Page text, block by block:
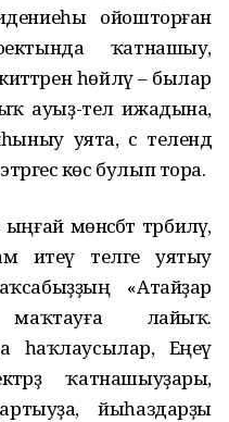
ойошторған
ҡатнашыу,
һөйләү – былар
ауыҙ-тел ижадына,
уята, әсә телендә
көс булып тора.
мөнәсәбәт тәрбиәләү,
итеү теләге уятыу
«Атайҙар
лайыҡ.
һаҡлаусылар, Еңеү
ҡатнашыуҙары,
йыһаздарҙы